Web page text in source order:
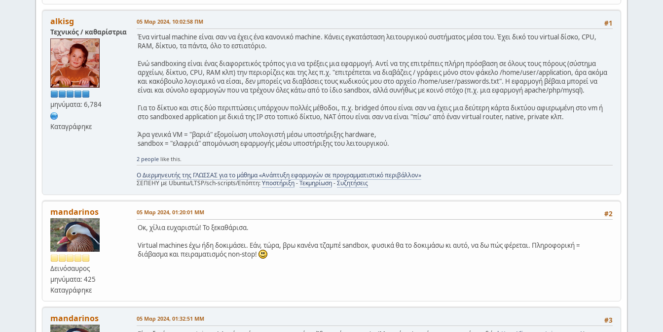
alkisg
Τεχνικός / καθαρίστρια
μηνύματα: 6,784
Καταγράφηκε
#1
05 Μαρ 2024, 10:02:58 ΠΜ
Ένα virtual machine είναι σαν να έχεις ένα κανονικό machine. Κάνεις εγκατάσταση λειτουργικού συστήματος μέσα του. Έχει δικό του virtual δίσκο, CPU,
RAM, δίκτυο, τα πάντα, όλο το εστιατόριο.
Ενώ sandboxing είναι ένας διαφορετικός τρόπος για να τρέξεις μια εφαρμογή. Αντί να της επιτρέπεις πλήρη πρόσβαση σε όλους τους πόρους (σύστημα
αρχείων, δίκτυο, CPU, RAM κλπ) την περιορίζεις και της λες π.χ. "επιτρέπεται να διαβάζεις / γράφεις μόνο στον φάκελο /home/user/application, άρα ακόμα
και κακόβουλο λογισμικό να είσαι, δεν μπορείς να διαβάσεις τους κωδικούς μου στο αρχείο /home/user/passwords.txt". Η εφαρμογή βέβαια μπορεί να
είναι και σύνολο εφαρμογών που να τρέχουν όλες κάτω από το ίδιο sandbox, αλλά συνήθως με κοινό στόχο (π.χ. μια εφαρμογή apache/php/mysql).
Για το δίκτυο και στις δύο περιπτώσεις υπάρχουν πολλές μέθοδοι, π.χ. bridged όπου είναι σαν να έχεις μια δεύτερη κάρτα δικτύου αφιερωμένη στο vm ή
στο sandboxed application με δικιά της IP στο τοπικό δίκτυο, NAT όπου είναι σαν να είναι "πίσω" από έναν virtual router, native, private κλπ.
Άρα γενικά VM = "βαριά" εξομοίωση υπολογιστή μέσω υποστήριξης hardware,
sandbox = "ελαφριά" απομόνωση εφαρμογής μέσω υποστήριξης του λειτουργικού.
2 people like this.
Ο Διερμηνευτής της ΓΛΩΣΣΑΣ για το μάθημα «Ανάπτυξη εφαρμογών σε προγραμματιστικό περιβάλλον»
ΣΕΠΕΗΥ με Ubuntu/LTSP/sch-scripts/Επόπτη:Υποστήριξη-Τεκμηρίωση-Συζητήσεις
mandarinos
Δεινόσαυρος
μηνύματα: 425
Καταγράφηκε
#2
05 Μαρ 2024, 01:20:01 ΜΜ
Οκ, χίλια ευχαριστώ! Το ξεκαθάρισα.
Virtual machines έχω ήδη δοκιμάσει. Εάν, τώρα, βρω κανένα τζαμπέ sandbox, φυσικά θα το δοκιμάσω κι αυτό, να δω πώς φέρεται. Πληροφορική =
διάβασμα και πειραματισμός non-stop!
mandarinos #3
05 Μαρ 2024, 01:32:51 ΜΜ